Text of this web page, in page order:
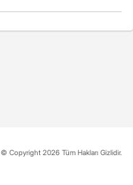
© Copyright 2026 Tüm Hakları Gizlidir.